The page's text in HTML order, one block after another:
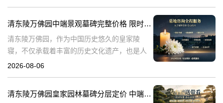
清东陵万佛园中端景观墓碑完整价格 限时减免多年管理费详解
清东陵万佛园，作为中国历史悠久的皇家陵
寝，不仅承载着丰富的历史文化遗产，也是人
们缅怀先人、寄托哀思的重要场所。近年来，
清
2026-08-06
清东陵万佛园皇家园林墓碑分层定价 中端墓位限时大额让利详解